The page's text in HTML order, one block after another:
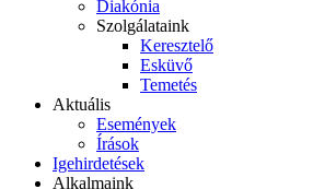
Diakónia
Szolgálataink
Keresztelő
Esküvő
Temetés
Aktuális
Események
Írások
Igehirdetések
Alkalmaink